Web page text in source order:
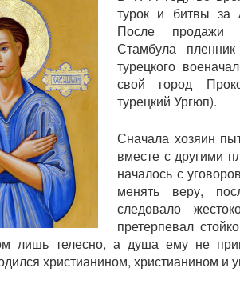
турок и битвы
После продажи
Стамбула
турецкого
свой город
турецкий Ургюп).
Сначала хозяин
вместе с другими
началось с
менять веру,
следовало
претерпевал
лишь телесно, а душа ему не
христианином, христианином и